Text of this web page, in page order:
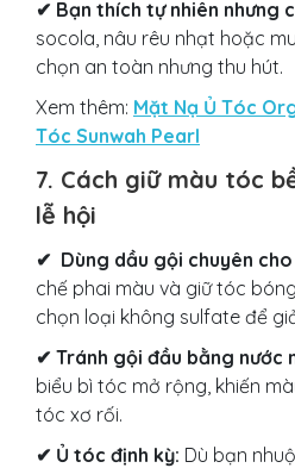
✔ Bạn thích tự nhiên nhưng
socola, nâu rêu nhạt hoặc
chọn an toàn nhưng thu hút.
Xem thêm: Mặt Nạ Ủ Tóc
Tóc Sunwah Pearl
7. Cách giữ màu tóc
lễ hội
✔ Dùng dầu gội chuyên
chế phai màu và giữ tóc
chọn loại không sulfate để
✔ Tránh gội đầu bằng nước
biểu bì tóc mở rộng, khiến
tóc xơ rối.
✔ Ủ tóc định kỳ: Dù bạn